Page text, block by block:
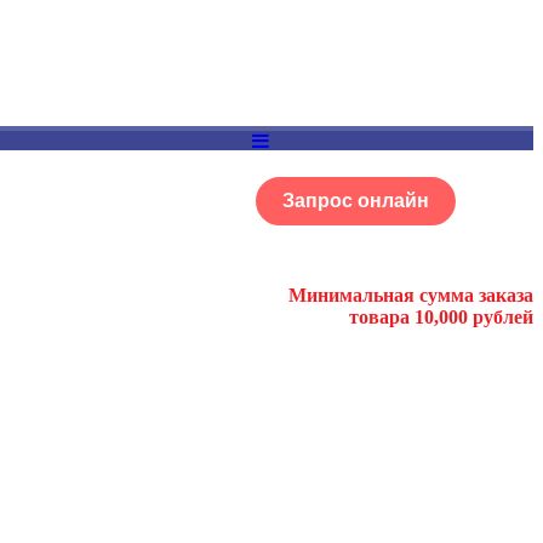
Запрос онлайн
Минимальная сумма заказа
товара 10,000 рублей